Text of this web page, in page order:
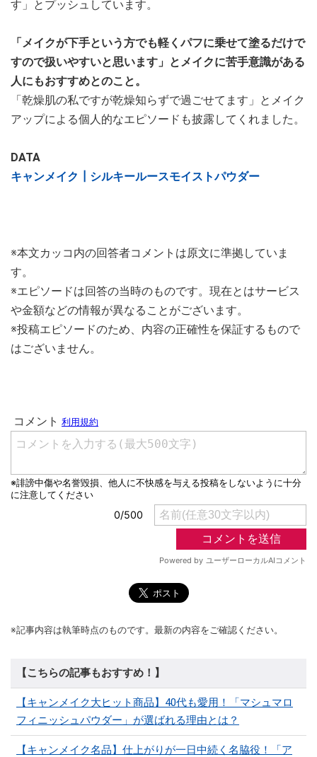
す」とプッシュしています。
「メイクが下手という方でも軽くパフに乗せて塗るだけで
すので扱いやすいと思います」とメイクに苦手意識がある
人にもおすすめとのこと。
「乾燥肌の私ですが乾燥知らずで過ごせてます」とメイク
アップによる個人的なエピソードも披露してくれました。
DATA
キャンメイク┃シルキールースモイストパウダー
※本文カッコ内の回答者コメントは原文に準拠していま
す。
※エピソードは回答の当時のものです。現在とはサービス
や金額などの情報が異なることがございます。
※投稿エピソードのため、内容の正確性を保証するもので
はございません。
※記事内容は執筆時点のものです。最新の内容をご確認ください。
【こちらの記事もおすすめ！】
【キャンメイク大ヒット商品】40代も愛用！「マシュマロ
フィニッシュパウダー」が選ばれる理由とは？
【キャンメイク名品】仕上がりが一日中続く名脇役！「ア